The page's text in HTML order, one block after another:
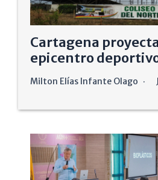
Cartagena
epicentro
Milton Elías Infante Olago